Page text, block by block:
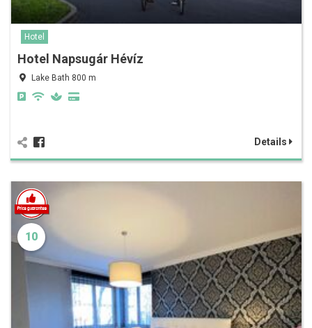
Hotel
Hotel Napsugár Hévíz
Lake Bath 800 m
Details
10